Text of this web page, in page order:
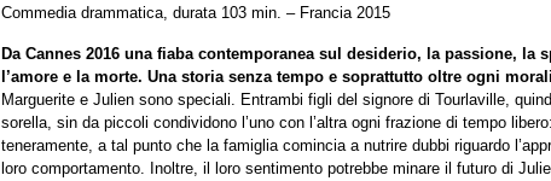
Commedia drammatica, durata 103 min. – Francia 2015
Da Cannes 2016 una fiaba contemporanea sul desiderio, la passione, la
l’amore e la morte. Una storia senza tempo e soprattutto oltre ogni
Marguerite e Julien sono speciali. Entrambi figli del signore di Tourlaville,
sorella, sin da piccoli condividono l’uno con l’altra ogni frazione di tempo
teneramente, a tal punto che la famiglia comincia a nutrire dubbi riguardo
loro comportamento. Inoltre, il loro sentimento potrebbe minare il futuro di